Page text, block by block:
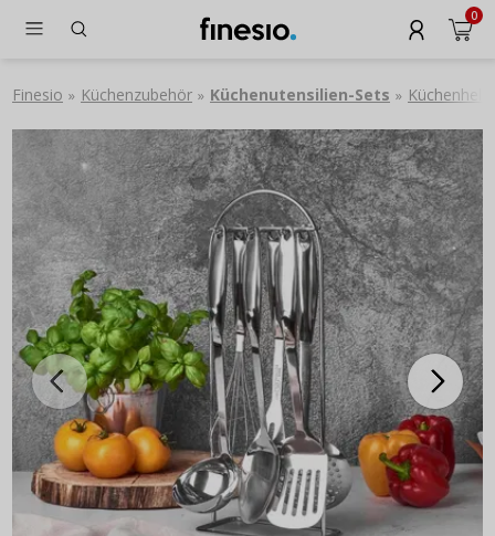
0
Finesio » Küchenzubehör » Küchenutensilien-Sets »